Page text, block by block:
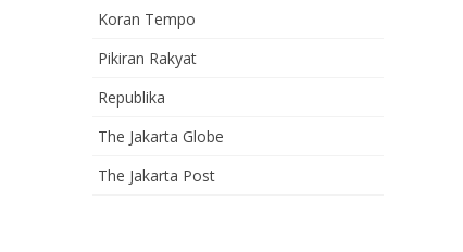
Koran Tempo
Pikiran Rakyat
Republika
The Jakarta Globe
The Jakarta Post